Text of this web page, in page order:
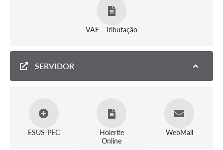
VAF - Tributação
SERVIDOR
ESUS-PEC
Holerite
Online
WebMail